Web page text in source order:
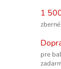
1
pre